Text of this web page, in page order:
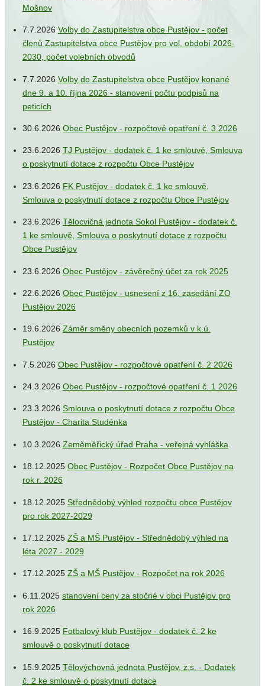
Mošnov
7.7.2026 Volby do Zastupitelstva obce Pustějov - počet
členů Zastupitelstva obce Pustějov pro vol. období 2026-
2030, počet volebních obvodů
7.7.2026 Volby do Zastupitelstva obce Pustějov konané
dne 9. a 10. října 2026 - stanovení počtu podpisů na
peticích
30.6.2026 Obec Pustějov - rozpočtové opatření č. 3 2026
23.6.2026 TJ Pustějov - dodatek č. 1 ke smlouvě, Smlouva
o poskytnutí dotace z rozpočtu Obce Pustějov
23.6.2026 FK Pustějov - dodatek č. 1 ke smlouvě,
Smlouva o poskytnutí dotace z rozpočtu Obce Pustějov
23.6.2026 Tělocvičná jednota Sokol Pustějov - dodatek č.
1 ke smlouvě, Smlouva o poskytnutí dotace z rozpočtu
Obce Pustějov
23.6.2026 Obec Pustějov - závěrečný účet za rok 2025
22.6.2026 Obec Pustějov - usnesení z 16. zasedání ZO
Pustějov 2026
19.6.2026 Záměr směny obecních pozemků v k.ú.
Pustějov
7.5.2026 Obec Pustějov - rozpočtové opatření č. 2 2026
24.3.2026 Obec Pustějov - rozpočtové opatření č. 1 2026
23.3.2026 Smlouva o poskytnutí dotace z rozpočtu Obce
Pustějov - Charita Studénka
10.3.2026 Zeměměřický úřad Praha - veřejná vyhláška
18.12.2025 Obec Pustějov - Rozpočet Obce Pustějov na
rok r. 2026
18.12.2025 Střednědobý výhled rozpočtu obce Pustějov
pro rok 2027-2029
17.12.2025 ZŠ a MŠ Pustějov - Střednědobý výhled na
léta 2027 - 2029
17.12.2025 ZŠ a MŠ Pustějov - Rozpočet na rok 2026
6.11.2025 stanovení ceny za stočné v obci Pustějov pro
rok 2026
16.9.2025 Fotbalový klub Pustějov - dodatek č. 2 ke
smlouvě o poskytnutí dotace
15.9.2025 Tělovýchovná jednota Pustějov, z.s. - Dodatek
č. 2 ke smlouvě o poskytnutí dotace